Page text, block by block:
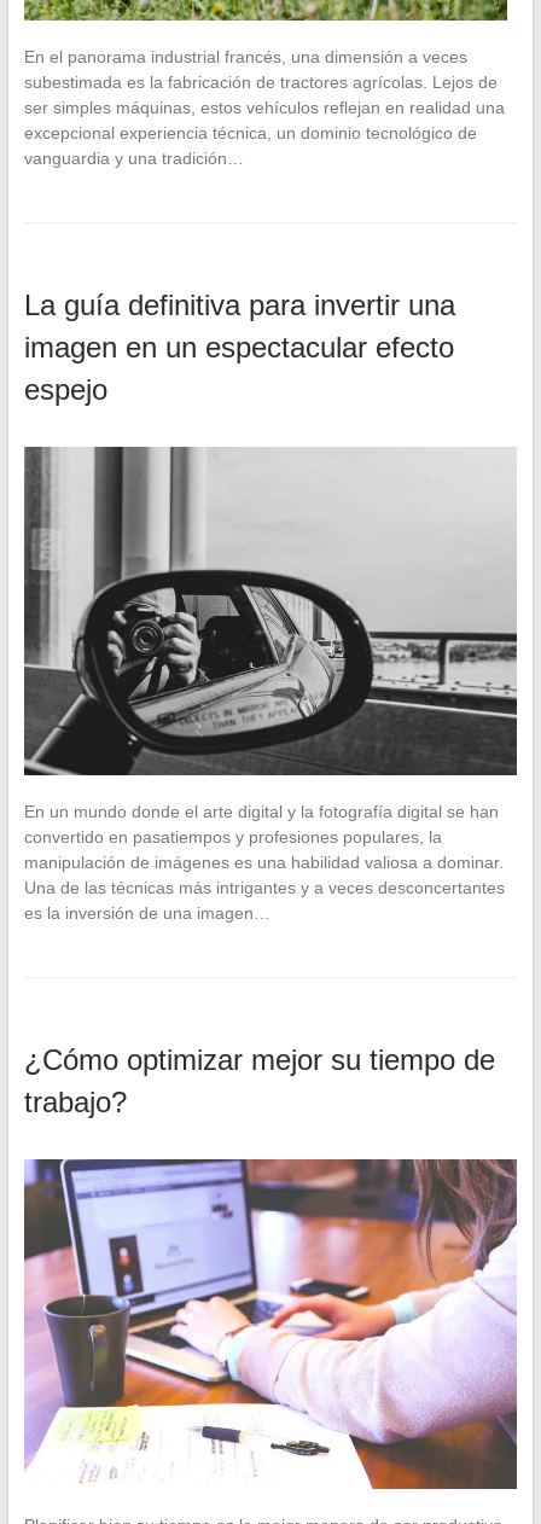
En el panorama industrial francés, una dimensión a veces
subestimada es la fabricación de tractores agrícolas. Lejos de
ser simples máquinas, estos vehículos reflejan en realidad una
excepcional experiencia técnica, un dominio tecnológico de
vanguardia y una tradición…
La guía definitiva para invertir una
imagen en un espectacular efecto
espejo
En un mundo donde el arte digital y la fotografía digital se han
convertido en pasatiempos y profesiones populares, la
manipulación de imágenes es una habilidad valiosa a dominar.
Una de las técnicas más intrigantes y a veces desconcertantes
es la inversión de una imagen…
¿Cómo optimizar mejor su tiempo de
trabajo?